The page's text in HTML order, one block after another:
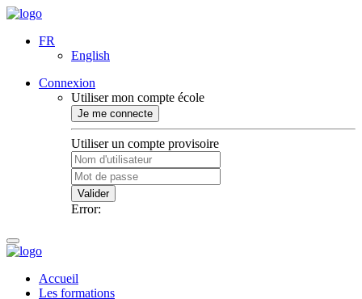
FR
English
Connexion
Utiliser mon compte école
Je me connecte
Utiliser un compte provisoire
Valider
Error:
Accueil
Les formations